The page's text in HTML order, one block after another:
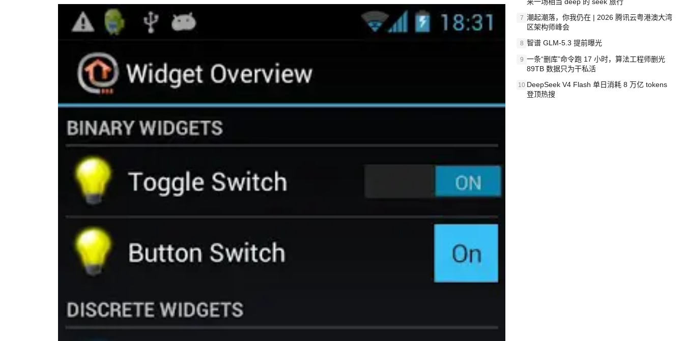
7 潮起潮落，你我仍在 | 2026 腾讯云粤港澳大湾
区架构师峰会
8 智谱 GLM-5.3 提前曝光
9 一条“删库”命令跑 17 小时，算法工程师删光
89TB 数据只为干私活
10 DeepSeek V4 Flash 单日消耗 8 万亿 tokens
登顶热搜